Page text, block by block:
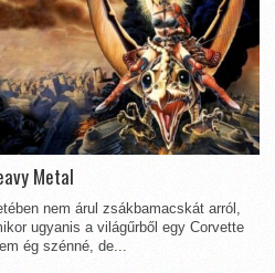
Metal
nem árul zsákbamacskát arról,
ugyanis a világűrből egy Corvette
ég szénné, de...